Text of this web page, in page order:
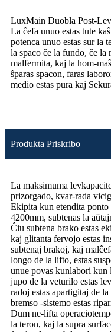
LuxMain Duobla Post-
La ĉefa unuo estas tute
potenca unuo estas sur la
la spaco ĉe la fundo, ĉe la
malfermita, kaj la hom-
ŝparas spacon, faras
medio estas pura kaj
Produkta Priskribo
La maksimuma
prizorgado, kvar-rada
Ekipita kun etendita ponto
4200mm, subtenas la
Ĉiu subtena brako estas
kaj glitanta fervojo estas
subtenaj brakoj, kaj
longo de la lifto, estas
unue povas kunlabori kun
jupo de la veturilo estas
radoj estas apartigitaj de
bremso -sistemo estas
Dum ne-lifta
la teron, kaj la supra